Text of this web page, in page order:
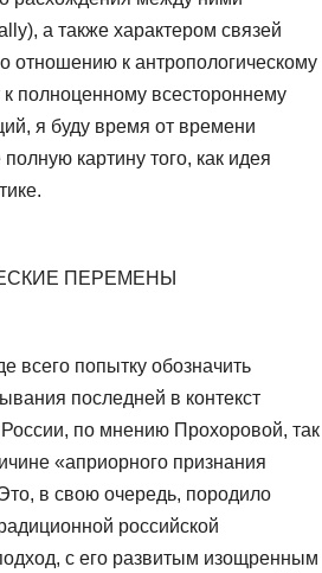
а также характером связей
отношению к антропологическому
к полноценному всестороннему
я буду время от времени
картину того, как идея
ПЕРЕМЕНЫ
всего попытку обозначить
последней в контекст
по мнению Прохоровой, так
«априорного признания
в свою очередь, породило
россий­ской
с его развитым изощренным